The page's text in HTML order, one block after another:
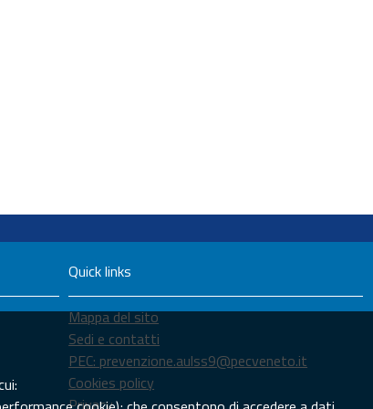
Quick links
Mappa del sito
Sedi e contatti
PEC: prevenzione.aulss9@pecveneto.it
Cookies policy
Privacy